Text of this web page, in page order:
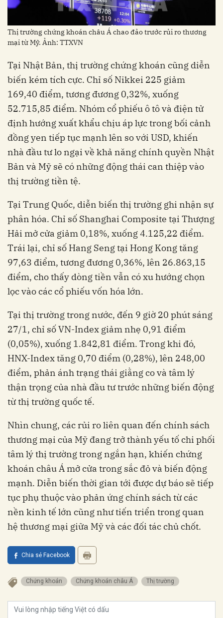
Thị trường chứng khoán châu Á chao đảo trước rủi ro thương
mại từ Mỹ. Ảnh: TTXVN
Tại Nhật Bản, thị trường chứng khoán cũng diễn
biến kém tích cực. Chỉ số Nikkei 225 giảm
169,40 điểm, tương đương 0,32%, xuống
52.715,85 điểm. Nhóm cổ phiếu ô tô và điện tử
định hướng xuất khẩu chịu áp lực trong bối cảnh
đồng yen tiếp tục mạnh lên so với USD, khiến
nhà đầu tư lo ngại về khả năng chính quyền Nhật
Bản và Mỹ sẽ có những động thái can thiệp vào
thị trường tiền tệ.
Tại Trung Quốc, diễn biến thị trường ghi nhận sự
phân hóa. Chỉ số Shanghai Composite tại Thượng
Hải mở cửa giảm 0,18%, xuống 4.125,22 điểm.
Trái lại, chỉ số Hang Seng tại Hong Kong tăng
97,63 điểm, tương đương 0,36%, lên 26.863,15
điểm, cho thấy dòng tiền vẫn có xu hướng chọn
lọc vào các cổ phiếu vốn hóa lớn.
Tại thị trường trong nước, đến 9 giờ 20 phút sáng
27/1, chỉ số VN-Index giảm nhẹ 0,91 điểm
(0,05%), xuống 1.842,81 điểm. Trong khi đó,
HNX-Index tăng 0,70 điểm (0,28%), lên 248,00
điểm, phản ánh trạng thái giằng co và tâm lý
thận trọng của nhà đầu tư trước những biến động
từ thị trường quốc tế.
Nhìn chung, các rủi ro liên quan đến chính sách
thương mại của Mỹ đang trở thành yếu tố chi phối
tâm lý thị trường trong ngắn hạn, khiến chứng
khoán châu Á mở cửa trong sắc đỏ và biến động
mạnh. Diễn biến thời gian tới được dự báo sẽ tiếp
tục phụ thuộc vào phản ứng chính sách từ các
nền kinh tế lớn cũng như tiến triển trong quan
hệ thương mại giữa Mỹ và các đối tác chủ chốt.
Chia sẻ Facebook
Chứng khoán Chứng khoán châu Á Thị trường